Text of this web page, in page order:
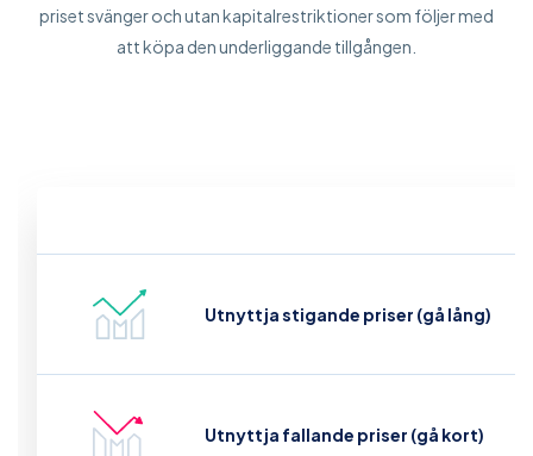
priset svänger och utan kapitalrestriktioner som följer med
att köpa den underliggande tillgången.
Utnyttja stigande priser (gå lång)
Utnyttja fallande priser (gå kort)